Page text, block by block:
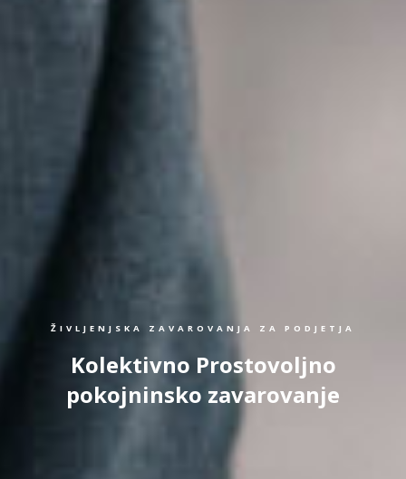
ŽIVLJENJSKA ZAVAROVANJA ZA PODJETJA
Kolektivno Prostovoljno
pokojninsko zavarovanje